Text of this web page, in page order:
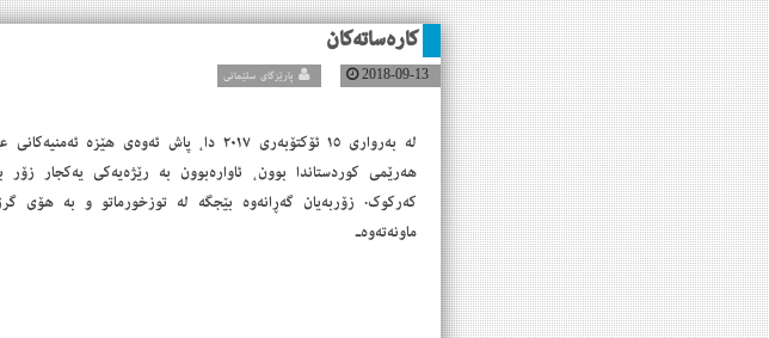
کارەساتەکان
2018-09-13
لە بەرواری ١٥ ئۆکتۆبەری ٢٠١٧ دا، پاش
هەرێمی کوردستاندا بوون، ئاوارەبوون بە رێژەیەکی یەکجار
کەرکوک. زۆربەیان گەڕانەوە بێجگە لە توزخورماتو و بە هۆی
ماونەتەوەـ